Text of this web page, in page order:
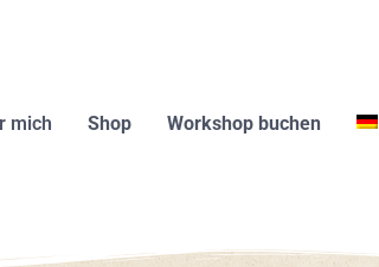
mich Shop Workshop buchen